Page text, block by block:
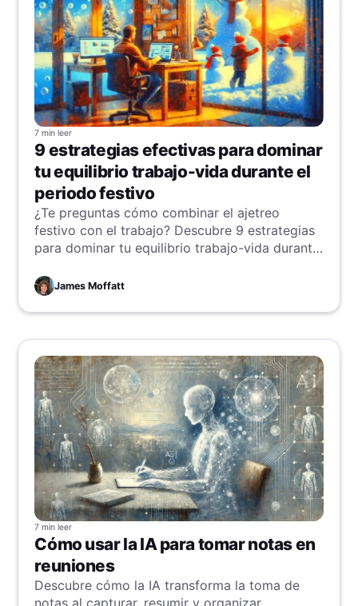
7 min leer
9 estrategias efectivas para dominar
tu equilibrio trabajo-vida durante el
periodo festivo
¿Te preguntas cómo combinar el ajetreo
festivo con el trabajo? Descubre 9 estrategias
para dominar tu equilibrio trabajo-vida durante
del ambiente de temporada sin sacrificar la
productividad.
James Moffatt
7 min leer
Cómo usar la IA para tomar notas en
reuniones
Descubre cómo la IA transforma la toma de
notas al capturar, resumir y organizar